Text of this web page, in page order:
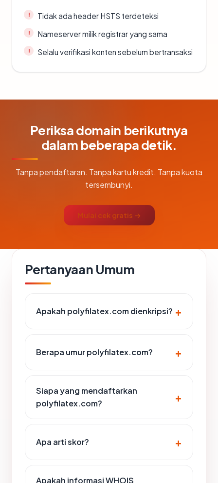
Tidak ada header HSTS terdeteksi
Nameserver milik registrar yang sama
Selalu verifikasi konten sebelum bertransaksi
Periksa domain berikutnya
dalam beberapa detik.
Tanpa pendaftaran. Tanpa kartu kredit. Tanpa kuota
tersembunyi.
Mulai cek gratis →
Pertanyaan Umum
Apakah polyfilatex.com dienkripsi?
Berapa umur polyfilatex.com?
Siapa yang mendaftarkan
polyfilatex.com?
Apa arti skor?
Apakah informasi WHOIS